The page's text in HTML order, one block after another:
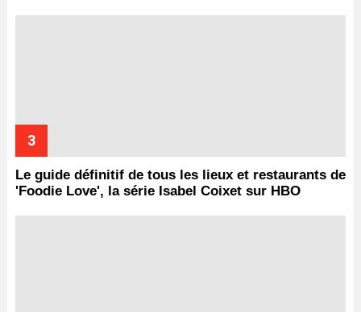
Le guide définitif de tous les lieux et restaurants de
'Foodie Love', la série Isabel Coixet sur HBO